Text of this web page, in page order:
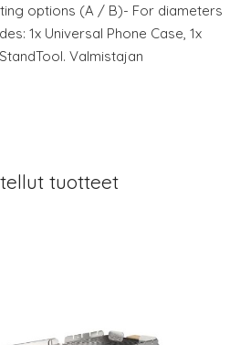
options (A / B)- For diameters
1x Universal Phone Case, 1x
Valmistajan
tuotteet